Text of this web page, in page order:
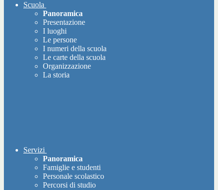
Scuola
Panoramica
Presentazione
I luoghi
Le persone
I numeri della scuola
Le carte della scuola
Organizzazione
La storia
Servizi
Panoramica
Famiglie e studenti
Personale scolastico
Percorsi di studio